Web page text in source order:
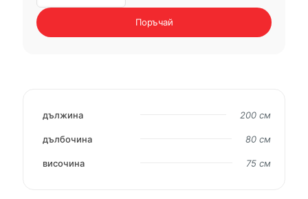
ADVANS
200
Поръчай
дължина 200 см
дълбочина 80 см
височина 75 см